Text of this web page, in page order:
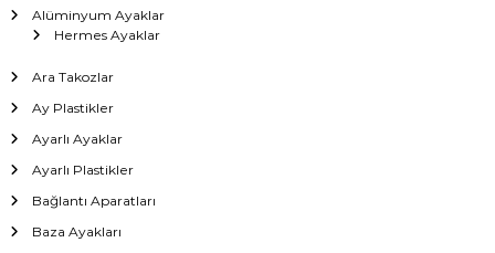
Alüminyum Ayaklar
Hermes Ayaklar
Ara Takozlar
Ay Plastikler
Ayarlı Ayaklar
Ayarlı Plastikler
Bağlantı Aparatları
Baza Ayakları